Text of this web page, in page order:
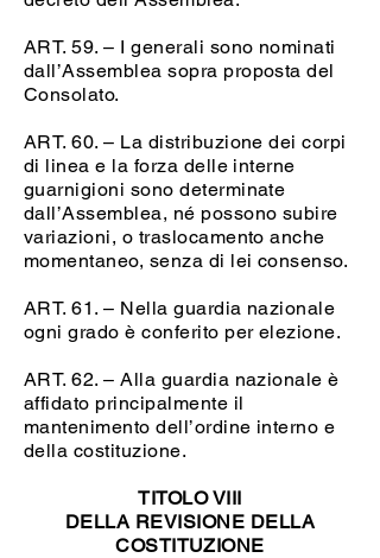
ART. 59. – I generali sono nominati
dall’Assemblea sopra proposta del
Consolato.
ART. 60. – La distribuzione dei corpi
di linea e la forza delle interne
guarnigioni sono determinate
dall’Assemblea, né possono subire
variazioni, o traslocamento anche
momentaneo, senza di lei consenso.
ART. 61. – Nella guardia nazionale
ogni grado è conferito per elezione.
ART. 62. – Alla guardia nazionale è
affidato principalmente il
mantenimento dell’ordine interno e
della costituzione.
TITOLO VIII
DELLA REVISIONE DELLA
COSTITUZIONE